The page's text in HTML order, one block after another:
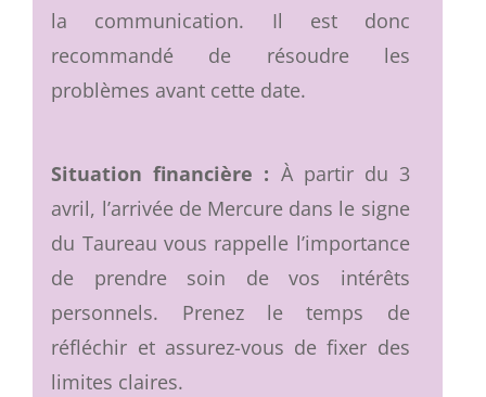
la communication. Il est donc
recommandé de résoudre les
problèmes avant cette date.
Situation financière : À partir du 3
avril, l’arrivée de Mercure dans le signe
du Taureau vous rappelle l’importance
de prendre soin de vos intérêts
personnels. Prenez le temps de
réfléchir et assurez-vous de fixer des
limites claires.